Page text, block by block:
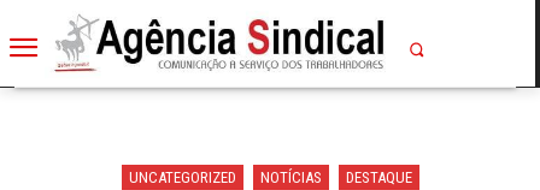
UNCATEGORIZED NOTÍCIAS DESTAQUE